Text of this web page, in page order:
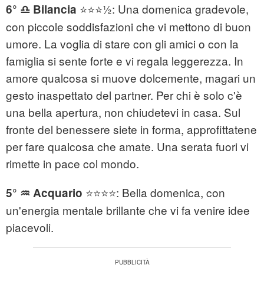
6° ♎ Bilancia ⭐⭐⭐½: Una domenica gradevole,
con piccole soddisfazioni che vi mettono di buon
umore. La voglia di stare con gli amici o con la
famiglia si sente forte e vi regala leggerezza. In
amore qualcosa si muove dolcemente, magari un
gesto inaspettato del partner. Per chi è solo c'è
una bella apertura, non chiudetevi in casa. Sul
fronte del benessere siete in forma, approfittatene
per fare qualcosa che amate. Una serata fuori vi
rimette in pace col mondo.
5° ♒ Acquario ⭐⭐⭐⭐: Bella domenica, con
un'energia mentale brillante che vi fa venire idee
piacevoli.